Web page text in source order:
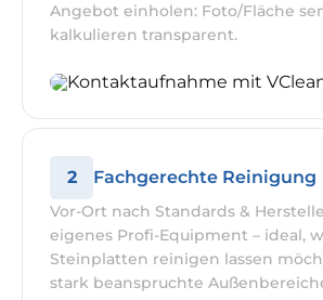
Angebot einholen: Foto/Fläche
kalkulieren transparent.
2 Fachgerechte Reinigung
Vor-Ort nach Standards &
eigenes Profi-Equipment – ideal,
Steinplatten reinigen lassen
stark beanspruchte